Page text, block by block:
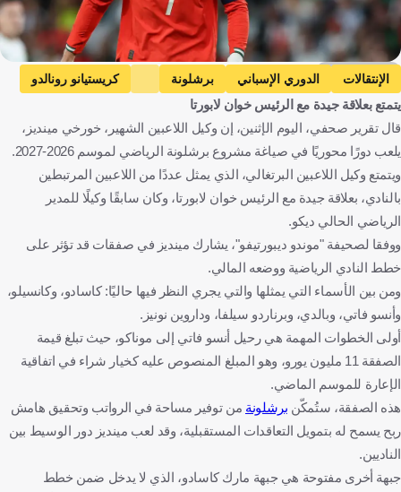
Getty Images
الإنتقالات الدوري الإسباني برشلونة
كريستيانو رونالدو
أنسو فاتي
بيرناردو سيلفا مارك كاسادو
إسبانيا
البرتغال كرة قدم
يتمتع بعلاقة جيدة مع الرئيس خوان لابورتا
قال تقرير صحفي، اليوم الإثنين، إن وكيل اللاعبين الشهير، خورخي مينديز،
يلعب دورًا محوريًا في صياغة مشروع برشلونة الرياضي لموسم 2026-2027.
ويتمتع وكيل اللاعبين البرتغالي، الذي يمثل عددًا من اللاعبين المرتبطين
بالنادي، بعلاقة جيدة مع الرئيس خوان لابورتا، وكان سابقًا وكيلًا للمدير
الرياضي الحالي ديكو.
ووفقا لصحيفة "موندو ديبورتيفو"، يشارك مينديز في صفقات قد تؤثر على
خطط النادي الرياضية ووضعه المالي.
ومن بين الأسماء التي يمثلها والتي يجري النظر فيها حاليًا: كاسادو، وكانسيلو،
وأنسو فاتي، وبالدي، وبرناردو سيلفا، وداروين نونيز.
أولى الخطوات المهمة هي رحيل أنسو فاتي إلى موناكو، حيث تبلغ قيمة
الصفقة 11 مليون يورو، وهو المبلغ المنصوص عليه كخيار شراء في اتفاقية
الإعارة للموسم الماضي.
هذه الصفقة، ستُمكّن برشلونة من توفير مساحة في الرواتب وتحقيق هامش
ربح يسمح له بتمويل التعاقدات المستقبلية، وقد لعب مينديز دور الوسيط بين
الناديين.
جبهة أخرى مفتوحة هي جبهة مارك كاسادو، الذي لا يدخل ضمن خطط